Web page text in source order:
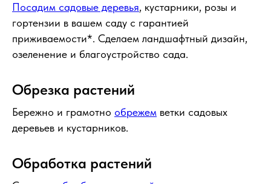
Посадим садовые деревья, кустарники, розы и
гортензии в вашем саду с гарантией
приживаемости*. Сделаем ландшафтный дизайн,
озеленение и благоустройство сада.
Обрезка растений
Бережно и грамотно обрежем ветки садовых
деревьев и кустарников.
Обработка растений